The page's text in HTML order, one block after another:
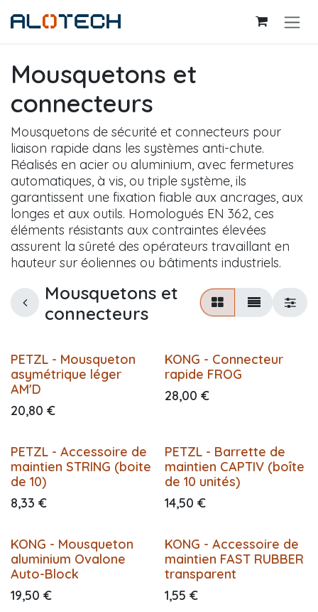
Mousquetons et
connecteurs
Mousquetons de sécurité et connecteurs pour
liaison rapide dans les systèmes anti-chute.
Réalisés en acier ou aluminium, avec fermetures
automatiques, à vis, ou triple système, ils
garantissent une fixation fiable aux ancrages, aux
longes et aux outils. Homologués EN 362, ces
éléments résistants aux contraintes élevées
assurent la sûreté des opérateurs travaillant en
hauteur sur éoliennes ou bâtiments industriels.
Mousquetons et
connecteurs
PETZL - Mousqueton
asymétrique léger
AM'D
20,80 €
KONG - Connecteur
rapide FROG
28,00 €
PETZL - Accessoire de
maintien STRING (boite
de 10)
8,33 €
PETZL - Barrette de
maintien CAPTIV (boîte
de 10 unités)
14,50 €
KONG - Mousqueton
aluminium Ovalone
Auto-Block
19,50 €
KONG - Accessoire de
maintien FAST RUBBER
transparent
1,55 €